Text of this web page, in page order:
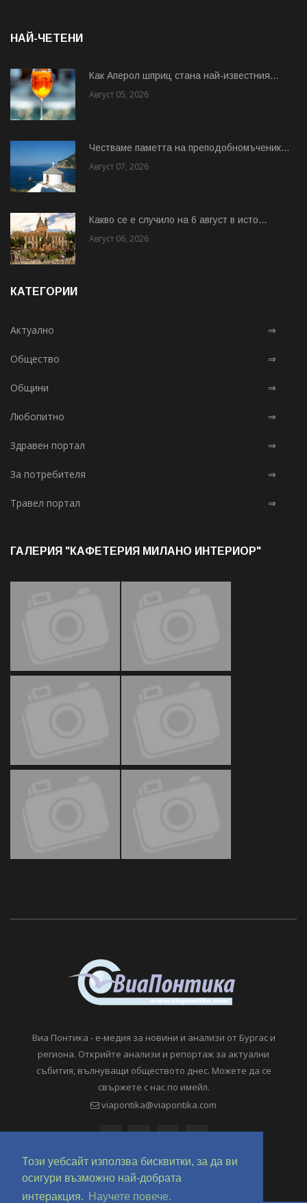
Този уебсайт използва бисквитки, за да ви
осигури възможно най-добрата
интеракция.
Научете повече.
НАЙ-ЧЕТЕНИ
Как Аперол шприц стана най-известния...
Август 05, 2026
Честваме паметта на преподобномъченик...
Август 07, 2026
Какво се е случило на 6 август в исто...
Август 06, 2026
КАТЕГОРИИ
Актуално ⇒
Общество ⇒
Общини ⇒
Любопитно ⇒
Здравен портал ⇒
За потребителя ⇒
Травел портал ⇒
ГАЛЕРИЯ "КАФЕТЕРИЯ МИЛАНО ИНТЕРИОР"
Виа Понтика - е-медия за новини и анализи от Бургас и
региона. Открийте анализи и репортаж за актуални
събития, вълнуващи обществото днес. Можете да се
свържете с нас по имейл.
viapontika@viapontika.com